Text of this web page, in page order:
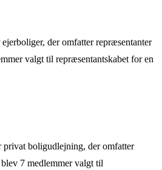
der omfatter repræsentanter
valgt til repræsentantskabet for en
privat boligudlejning, der omfatter
7 medlemmer valgt til